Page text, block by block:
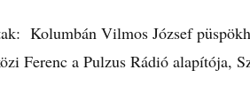
Vilmos József
Ferenc a Pulzus Rádió alapítója,